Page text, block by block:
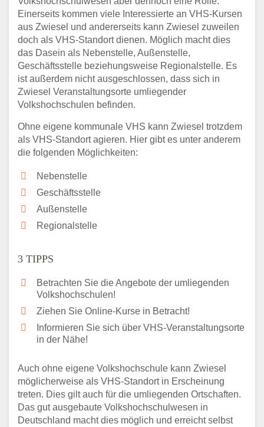
Einerseits kommen viele Interessierte an VHS-Kursen
aus Zwiesel und andererseits kann Zwiesel zuweilen
doch als VHS-Standort dienen. Möglich macht dies
das Dasein als Nebenstelle, Außenstelle,
Geschäftsstelle beziehungsweise Regionalstelle. Es
ist außerdem nicht ausgeschlossen, dass sich in
Zwiesel Veranstaltungsorte umliegender
Volkshochschulen befinden.
Ohne eigene kommunale VHS kann Zwiesel trotzdem
als VHS-Standort agieren. Hier gibt es unter anderem
die folgenden Möglichkeiten:
Nebenstelle
Geschäftsstelle
Außenstelle
Regionalstelle
3 TIPPS
Betrachten Sie die Angebote der umliegenden
Volkshochschulen!
Ziehen Sie Online-Kurse in Betracht!
Informieren Sie sich über VHS-Veranstaltungsorte
in der Nähe!
Auch ohne eigene Volkshochschule kann Zwiesel
möglicherweise als VHS-Standort in Erscheinung
treten. Dies gilt auch für die umliegenden Ortschaften.
Das gut ausgebaute Volkshochschulwesen in
Deutschland macht dies möglich und erreicht selbst